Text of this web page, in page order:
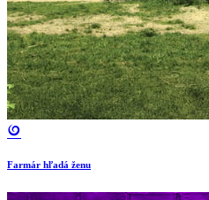
Farmár hľadá ženu